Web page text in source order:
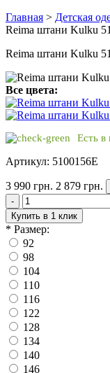
Главная > Детская
Reima штани Kulku
Reima штани Kulku
Все цвета:
Есть в
Артикул: 5100156E
3 990 грн. 2 879 грн.
-
Купить в 1 клик
* Размер:
92
98
104
110
116
122
128
134
140
146